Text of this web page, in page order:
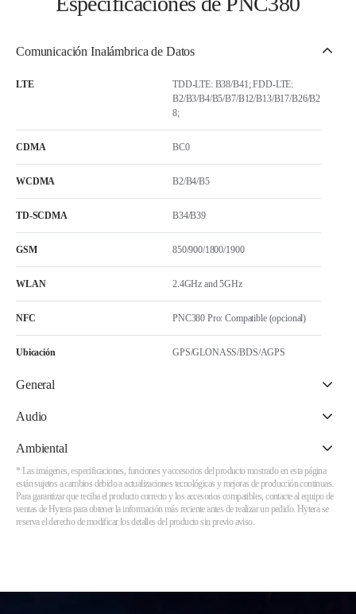
Comunicación Inalámbrica de Datos
LTE
TDD-LTE: B38/B41; FDD-LTE:
B2/B3/B4/B5/B7/B12/B13/B17/B26/B2
8;
CDMA BC0
WCDMA B2/B4/B5
TD-SCDMA B34/B39
GSM 850/900/1800/1900
WLAN 2.4GHz and 5GHz
NFC PNC380 Pro: Compatible (opcional)
Ubicación GPS/GLONASS/BDS/AGPS
General
Audio
Ambiental
* Las imágenes, especificaciones, funciones y accesorios del producto mostrado en esta página
están sujetos a cambios debido a actualizaciones tecnológicas y mejoras de producción continuas.
Para garantizar que reciba el producto correcto y los accesorios compatibles, contacte al equipo de
ventas de Hytera para obtener la información más reciente antes de realizar un pedido. Hytera se
reserva el derecho de modificar los detalles del producto sin previo aviso.